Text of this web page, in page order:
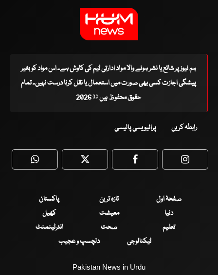
ہم نیوز پر شائع یا نشر ہونے والا مواد ادارتی ٹیم کی کاوش ہے۔ اس مواد کو بغیر
پیشگی اجازت کسی بھی صورت میں استعمال یا نقل کرنا درست نہیں۔ تمام
حقوق محفوظ ہیں © 2026
رابطہ کریں پرائیویسی پالیسی
WhatsApp Twitter Facebook
صفحۂ اول تازہ ترین
پاکستان
دنیا
معیشت
کھیل
تعلیم
صحت
انٹرٹینمنٹ
ٹیکنالوجی
دلچسپ و عجیب
Pakistan News in Urdu